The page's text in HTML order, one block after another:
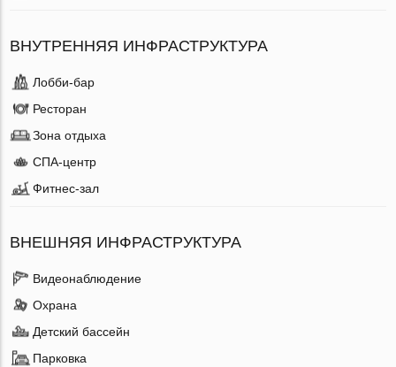
ВНУТРЕННЯЯ ИНФРАСТРУКТУРА
Лобби-бар
Ресторан
Зона отдыха
СПА-центр
Фитнес-зал
ВНЕШНЯЯ ИНФРАСТРУКТУРА
Видеонаблюдение
Охрана
Детский бассейн
Парковка